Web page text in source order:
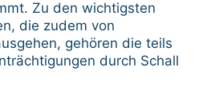
Zu den wichtigsten
die zudem von
gehören die teils
durch Schall